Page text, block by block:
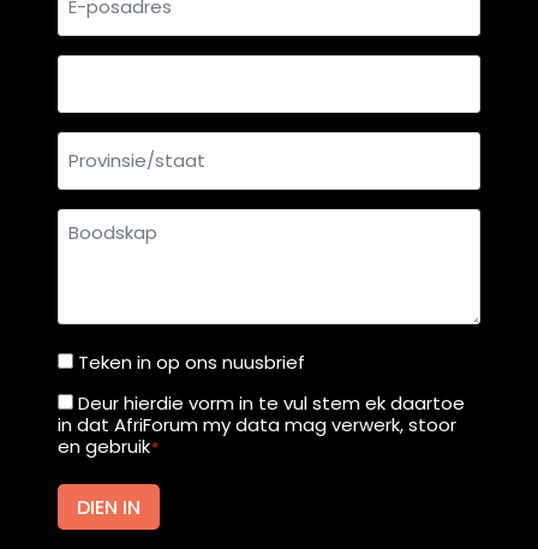
posadres
Provinsie/staat
Boodskap
Teken
in
op
ons
nuusbrief
Teken in op ons nuusbrief
Deur
hierdie
te
Deur hierdie vorm in te vul stem ek daartoe
in dat AfriForum my data mag verwerk, stoor
en gebruik*
DIEN IN